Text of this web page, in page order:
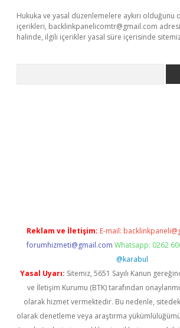
Hukuka ve yasal düzenlemelere aykırı olduğunu
içerikleri, backlinkpanelicomtr@gmail.com
halinde, ilgili içerikler yasal süre içerisinde
Reklam ve İletişim: E-mail:
forumhizmeti@gmail.com Whatsapp: 0262
@karabul
Yasal Uyarı: Sitemiz, 5651 Sayılı Kanun
ve İletişim Kurumu (BTK) tarafından
olarak hizmet vermektedir. Bu nedenle,
olarak denetleme veya araştırma